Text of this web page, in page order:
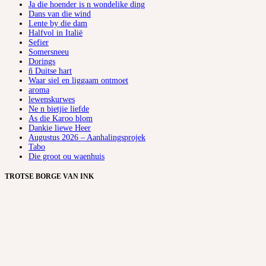
Ja die hoender is n wondelike ding
Dans van die wind
Lente by die dam
Halfvol in Italië
Sefier
Somersneeu
Dorings
ñ Duitse hart
Waar siel en liggaam ontmoet
aroma
lewenskurwes
Ne n bietjie liefde
As die Karoo blom
Dankie liewe Heer
Augustus 2026 – Aanhalingsprojek
Tabo
Die groot ou waenhuis
TROTSE BORGE VAN INK